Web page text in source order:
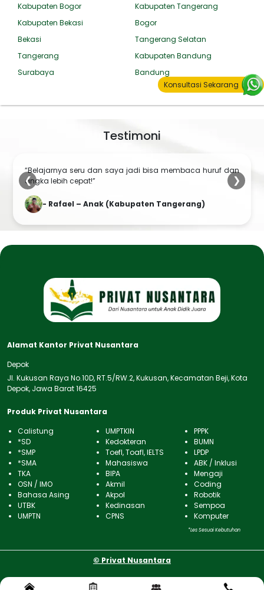
Kabupaten Bogor
Kabupaten Tangerang
Kabupaten Bekasi
Bogor
Bekasi
Tangerang Selatan
Tangerang
Kabupaten Bandung
Surabaya
Bandung
Testimoni
❮
“Belajarnya seru dan saya jadi bisa membaca huruf dan
angka lebih cepat!”
- Rafael – Anak (Kabupaten Tangerang)
❯
Konsultasi Sekarang
Alamat Kantor Privat Nusantara
Depok
Jl. Kukusan Raya No.10D, RT.5/RW.2, Kukusan, Kecamatan Beji, Kota
Depok, Jawa Barat 16425
Produk Privat Nusantara
Calistung
*SD
*SMP
*SMA
TKA
OSN / IMO
Bahasa Asing
UTBK
UMPTN
UMPTKIN
Kedokteran
Toefl, Toafl, IELTS
Mahasiswa
BIPA
Akmil
Akpol
Kedinasan
CPNS
PPPK
BUMN
LPDP
ABK / Inklusi
Mengaji
Coding
Robotik
Sempoa
Komputer
*Les Sesuai Kebutuhan
© Privat Nusantara